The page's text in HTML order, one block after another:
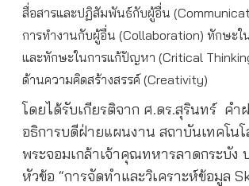
สื่อสารและปฏิสัมพันธ์กับผู้อื่น
การทำงานกับผู้อื่น (Collaboration) ทักษะใ
และทักษะในการแก้ปัญหา (Critical
ด้านความคิดสร้างสรรค์ (Creativity)
โดยได้รับเกียรติจาก ศ.ดร.สุรินทร์ คำ
อธิการบดีฝ่ายแผนงาน สถาบันเทคโนโ
พระจอมเกล้าเจ้าคุณทหารลาดกระบัง
หัวข้อ “การจัดทำและวิเคราะห์ข้อมูล